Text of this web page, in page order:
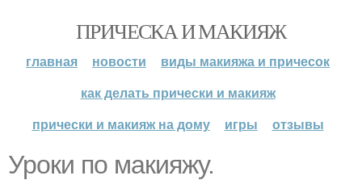
ПРИЧЕСКА И МАКИЯЖ
главная новости
виды макияжа и причесок
как делать прически и макияж
прически и макияж на дому
игры отзывы
Уроки по макияжу.